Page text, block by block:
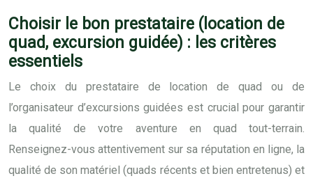
Choisir le bon prestataire (location de
quad, excursion guidée) : les critères
essentiels
Le choix du prestataire de location de quad ou de
l’organisateur d’excursions guidées est crucial pour garantir
la qualité de votre aventure en quad tout-terrain.
Renseignez-vous attentivement sur sa réputation en ligne, la
qualité de son matériel (quads récents et bien entretenus) et